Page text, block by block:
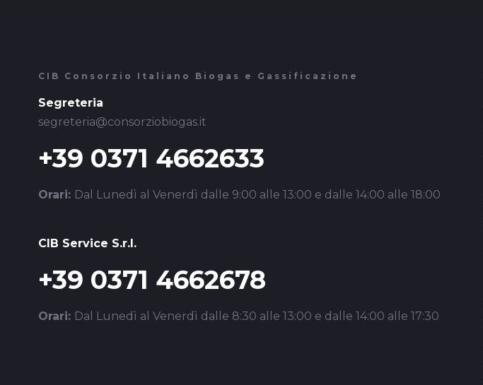
CIB Consorzio Italiano Biogas e Gassificazione
Segreteria
segreteria@consorziobiogas.it
+39 0371 4662633
Orari: Dal Lunedì al Venerdì dalle 9:00 alle 13:00 e dalle 14:00 alle 18:00
CIB Service S.r.l.
+39 0371 4662678
Orari: Dal Lunedì al Venerdì dalle 8:30 alle 13:00 e dalle 14:00 alle 17:30